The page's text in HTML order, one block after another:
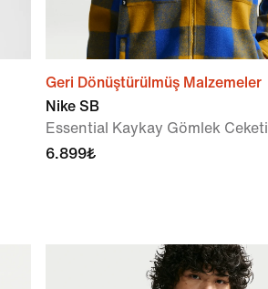
Geri Dönüştürülmüş Malzemeler
Nike SB
Essential Kaykay Gömlek Ceketi
6.899₺